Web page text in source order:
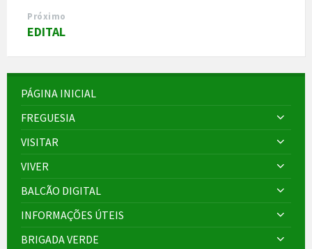
Próximo
EDITAL
PÁGINA INICIAL
FREGUESIA
VISITAR
VIVER
BALCÃO DIGITAL
INFORMAÇÕES ÚTEIS
BRIGADA VERDE